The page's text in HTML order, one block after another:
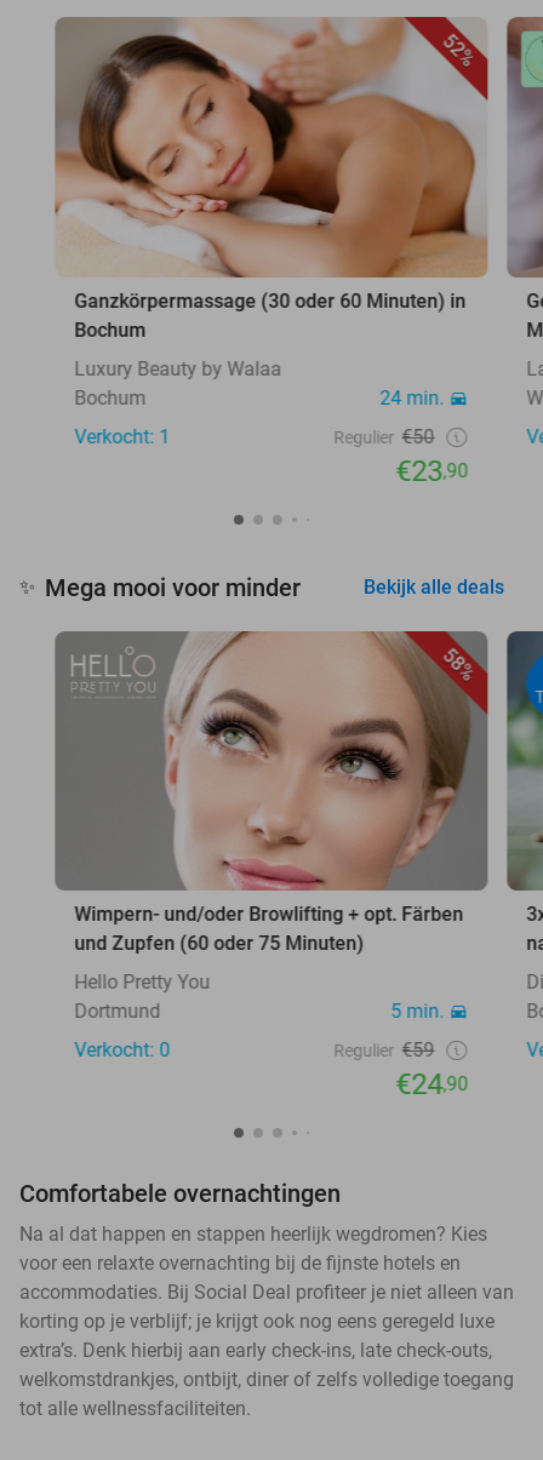
52%
Ganzkörpermassage (30 oder 60 Minuten) in
Bochum
Luxury Beauty by Walaa
Bochum
24 min.
Verkocht: 1
Regulier €50
€23,90
✨ Mega mooi voor minder Bekijk alle deals
58%
Wimpern- und/oder Browlifting + opt. Färben
und Zupfen (60 oder 75 Minuten)
Hello Pretty You
Dortmund
5 min.
Verkocht: 0
Regulier €59
€24,90
Comfortabele overnachtingen
Na al dat happen en stappen heerlijk wegdromen? Kies
voor een relaxte overnachting bij de fijnste hotels en
accommodaties. Bij Social Deal profiteer je niet alleen van
korting op je verblijf; je krijgt ook nog eens geregeld luxe
extra’s. Denk hierbij aan early check-ins, late check-outs,
welkomstdrankjes, ontbijt, diner of zelfs volledige toegang
tot alle wellnessfaciliteiten.